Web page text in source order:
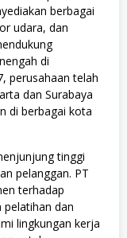
berbagai
udara, dan
di
perusahaan telah
dan Surabaya
di berbagai kota
tinggi
pelanggan. PT
terhadap
dan
lingkungan kerja